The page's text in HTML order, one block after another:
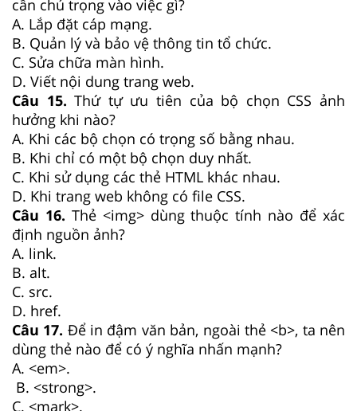
cần chú trọng vào việc gì?
A. Lắp đặt cáp mạng.
B. Quản lý và bảo vệ thông tin tổ chức.
C. Sửa chữa màn hình.
D. Viết nội dung trang web.
Câu 15. Thứ tự ưu tiên của bộ chọn CSS ảnh
hưởng khi nào?
A. Khi các bộ chọn có trọng số bằng nhau.
B. Khi chỉ có một bộ chọn duy nhất.
C. Khi sử dụng các thẻ HTML khác nhau.
D. Khi trang web không có file CSS.
Câu 16. Thẻ <img> dùng thuộc tính nào để xác
định nguồn ảnh?
A. link.
B. alt.
C. src.
D. href.
Câu 17. Để in đậm văn bản, ngoài thẻ <b>, ta nên
dùng thẻ nào để có ý nghĩa nhấn mạnh?
A. <em>.
B. <strong>.
C. <mark>.